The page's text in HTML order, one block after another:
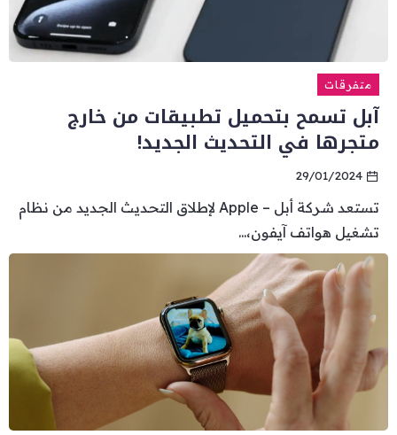
متفرقات
آبل تسمح بتحميل تطبيقات من خارج
متجرها في التحديث الجديد!
29/01/2024
تستعد شركة أبل – Apple لإطلاق التحديث الجديد من نظام
تشغيل هواتف آيفون،...